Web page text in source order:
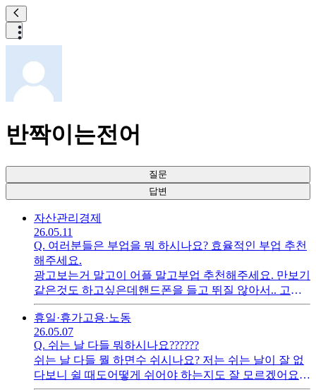
반짝이는전어
질문
답변
자산관리 경제
26.05.11
Q. 여러분들은 부업을 뭐 하시나요? 효율적인 부업 추천
해주세요.
광고보는거 말고이 어플 말고부업 추천해주세요. 만보기
같은것도 하고싶은데핸드폰을 들고 뛰질 않아서.. 고민
이네요. 추천해주세요.
휴일·휴가고용·노동
26.05.07
Q. 쉬는 날 다들 뭐하시나요??????
쉬는 날 다들 뭘 하면수 쉬시나요? 저는 쉬는 날이 잘 없
다보니 쉴 때도어떻게 쉬어야 하는지도 잘 모르겠어요
다들 뭐하면서 쉬시는지 궁금해요.